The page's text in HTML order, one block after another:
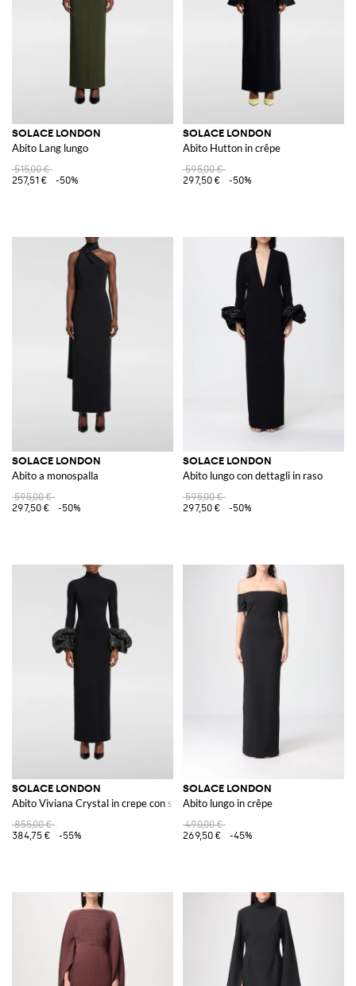
SOLACE LONDON
Abito Lang lungo
515,00 €
257,51 €
-50%
SOLACE LONDON
Abito Hutton in crêpe
595,00 €
297,50 €
-50%
SOLACE LONDON
Abito a monospalla
595,00 €
297,50 €
-50%
SOLACE LONDON
Abito lungo con dettagli in raso
595,00 €
297,50 €
-50%
SOLACE LONDON
Abito Viviana Crystal in crepe con strass
855,00 €
384,75 €
-55%
SOLACE LONDON
Abito lungo in crêpe
490,00 €
269,50 €
-45%